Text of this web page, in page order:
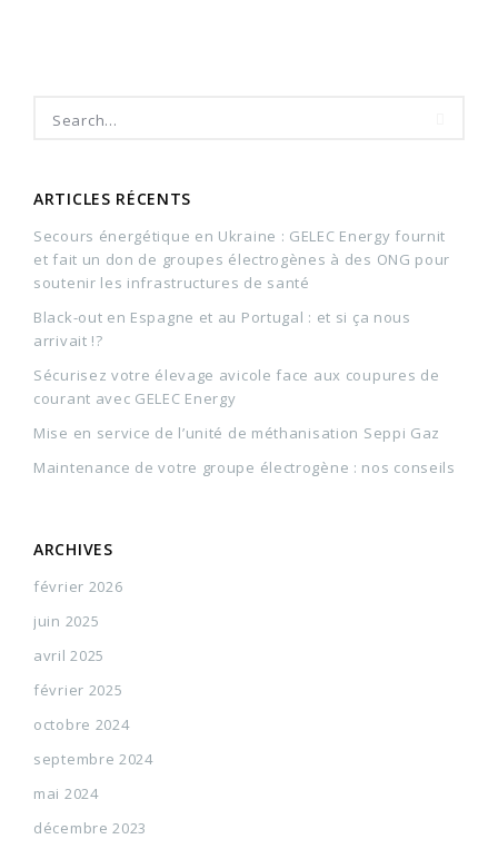
ARTICLES RÉCENTS
Secours énergétique en Ukraine : GELEC Energy fournit
et fait un don de groupes électrogènes à des ONG pour
soutenir les infrastructures de santé
Black-out en Espagne et au Portugal : et si ça nous
arrivait !?
Sécurisez votre élevage avicole face aux coupures de
courant avec GELEC Energy
Mise en service de l’unité de méthanisation Seppi Gaz
Maintenance de votre groupe électrogène : nos conseils
ARCHIVES
février 2026
juin 2025
avril 2025
février 2025
octobre 2024
septembre 2024
mai 2024
décembre 2023